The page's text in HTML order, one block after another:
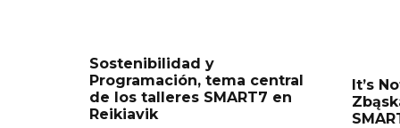
Sostenibilidad y
Programación, tema central
de los talleres SMART7 en
Reikiavik
It’s